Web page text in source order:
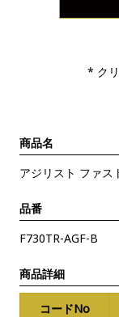
* ク
商品名
アジリスト ファス
品番
F730TR-AGF-B
商品詳細
コードNo